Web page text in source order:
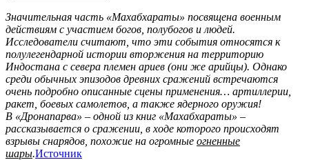
Значительная часть «Махабхараты» посвящена военным
действиям с участием богов, полубогов и людей.
Исследователи считают, что эти события относятся к
полулегендарной истории вторжения на территорию
Индостана с севера племен ариев (они же арийцы). Однако
среди обычных эпизодов древних сражений встречаются
очень подробно описанные сцены применения… артиллерии,
ракет, боевых самолетов, а также ядерного оружия!
В «Дронапарва» – одной из книг «Махабхараты» –
рассказывается о сражении, в ходе которого происходят
взрывы снарядов, похожие на огромные огненные
шары.Источник